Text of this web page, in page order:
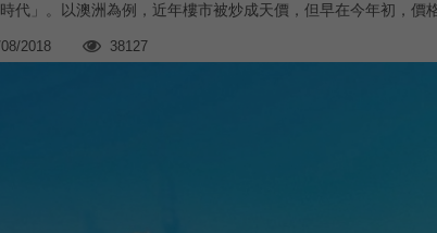
時代」。以澳洲為例，近年樓市被炒成天價，但早在今年初，價
2018 38127